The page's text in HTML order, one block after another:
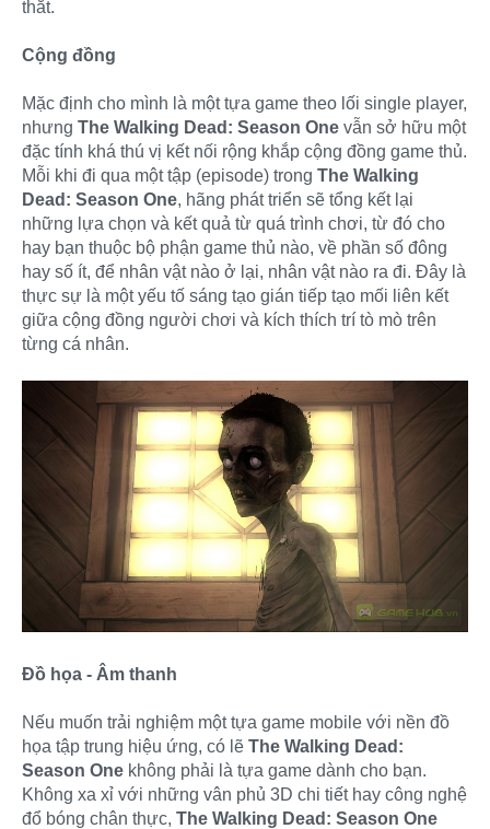
thắt.
Cộng đồng
Mặc định cho mình là một tựa game theo lối single player,
nhưng The Walking Dead: Season One vẫn sở hữu một
đặc tính khá thú vị kết nối rộng khắp cộng đồng game thủ.
Mỗi khi đi qua một tập (episode) trong The Walking
Dead: Season One, hãng phát triển sẽ tổng kết lại
những lựa chọn và kết quả từ quá trình chơi, từ đó cho
hay bạn thuộc bộ phận game thủ nào, về phần số đông
hay số ít, để nhân vật nào ở lại, nhân vật nào ra đi. Đây là
thực sự là một yếu tố sáng tạo gián tiếp tạo mối liên kết
giữa cộng đồng người chơi và kích thích trí tò mò trên
từng cá nhân.
Đồ họa - Âm thanh
Nếu muốn trải nghiệm một tựa game mobile với nền đồ
họa tập trung hiệu ứng, có lẽ The Walking Dead:
Season One không phải là tựa game dành cho bạn.
Không xa xỉ với những vân phủ 3D chi tiết hay công nghệ
đổ bóng chân thực, The Walking Dead: Season One